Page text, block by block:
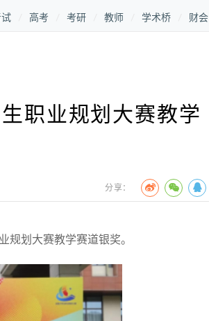
高考 考研 教师 学术桥 财会
职业规划大赛教学
分享：
划大赛教学赛道银奖。